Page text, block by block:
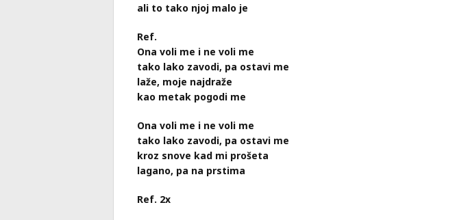
ali to tako njoj malo je
Ref.
Ona voli me i ne voli me
tako lako zavodi, pa ostavi me
laže, moje najdraže
kao metak pogodi me
Ona voli me i ne voli me
tako lako zavodi, pa ostavi me
kroz snove kad mi prošeta
lagano, pa na prstima
Ref. 2x